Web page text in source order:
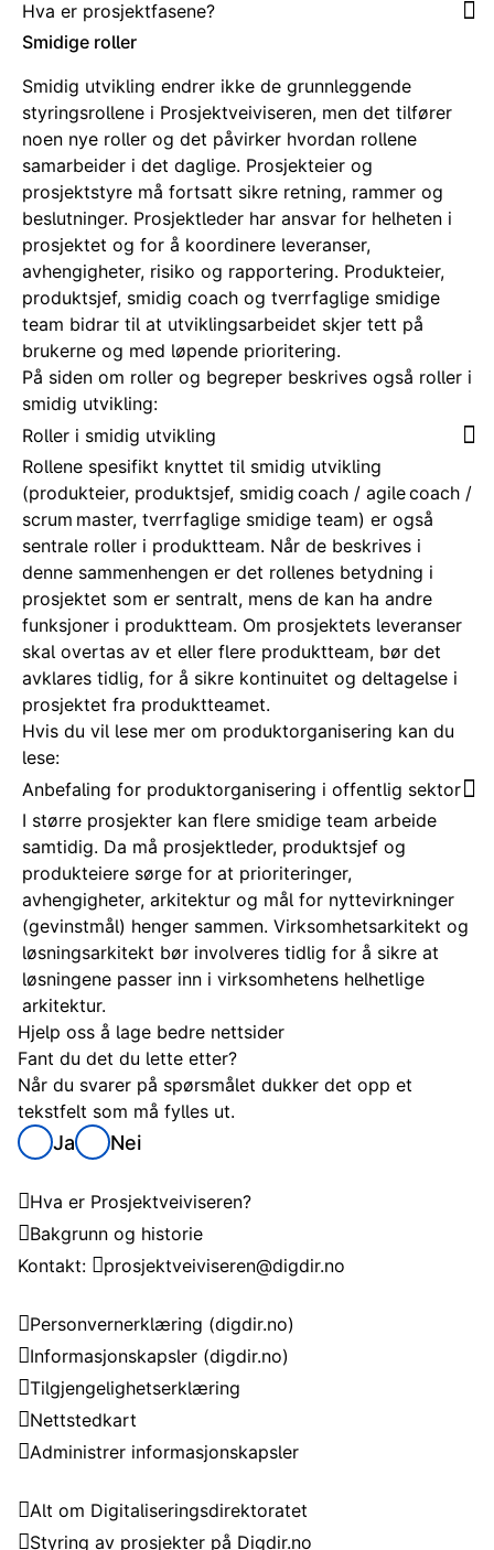
Hva er prosjektfasene?
Smidige roller
Smidig utvikling endrer ikke de grunnleggende
styringsrollene i Prosjektveiviseren, men det tilfører
noen nye roller og det påvirker hvordan rollene
samarbeider i det daglige. Prosjekteier og
prosjektstyre må fortsatt sikre retning, rammer og
beslutninger. Prosjektleder har ansvar for helheten i
prosjektet og for å koordinere leveranser,
avhengigheter, risiko og rapportering. Produkteier,
produktsjef, smidig coach og tverrfaglige smidige
team bidrar til at utviklingsarbeidet skjer tett på
brukerne og med løpende prioritering.
På siden om roller og begreper beskrives også roller i
smidig utvikling:
Roller i smidig utvikling
Rollene spesifikt knyttet til smidig utvikling
(produkteier, produktsjef, smidig coach / agile coach /
scrum master, tverrfaglige smidige team) er også
sentrale roller i produktteam. Når de beskrives i
denne sammenhengen er det rollenes betydning i
prosjektet som er sentralt, mens de kan ha andre
funksjoner i produktteam. Om prosjektets leveranser
skal overtas av et eller flere produktteam, bør det
avklares tidlig, for å sikre kontinuitet og deltagelse i
prosjektet fra produktteamet.
Hvis du vil lese mer om produktorganisering kan du
lese:
Anbefaling for produktorganisering i offentlig sektor
I større prosjekter kan flere smidige team arbeide
samtidig. Da må prosjektleder, produktsjef og
produkteiere sørge for at prioriteringer,
avhengigheter, arkitektur og mål for nyttevirkninger
(gevinstmål) henger sammen. Virksomhetsarkitekt og
løsningsarkitekt bør involveres tidlig for å sikre at
løsningene passer inn i virksomhetens helhetlige
arkitektur.
Hjelp oss å lage bedre nettsider
Fant du det du lette etter?
Når du svarer på spørsmålet dukker det opp et
tekstfelt som må fylles ut.
Ja Nei
Hva er Prosjektveiviseren?
Bakgrunn og historie
Kontakt:
prosjektveiviseren@digdir.no
Personvernerklæring (digdir.no)
Informasjonskapsler (digdir.no)
Tilgjengelighetserklæring
Nettstedkart
Administrer informasjonskapsler
Alt om Digitaliseringsdirektoratet
Styring av prosjekter på Digdir.no